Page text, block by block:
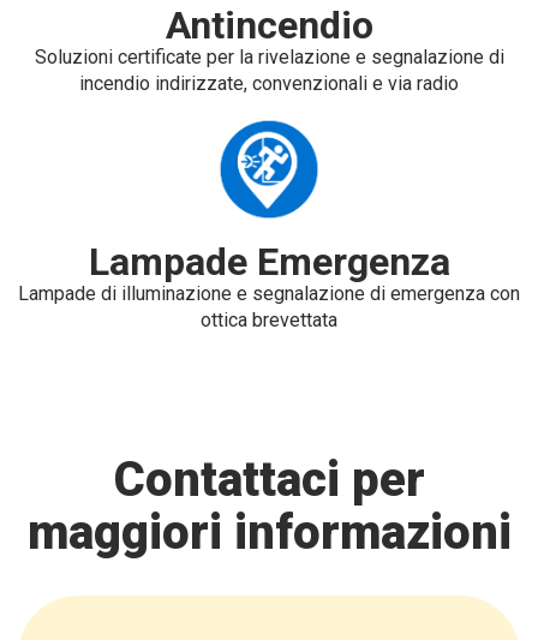
Antincendio
Soluzioni certificate per la rivelazione e segnalazione di
incendio indirizzate, convenzionali e via radio
Lampade Emergenza
Lampade di illuminazione e segnalazione di emergenza con
ottica brevettata
Contattaci per
maggiori informazioni